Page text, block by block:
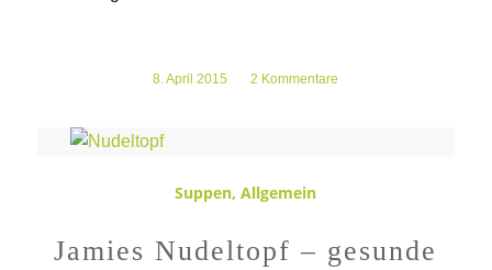
8. April 2015
/ 2 Kommentare
Suppen,Allgemein
Jamies Nudeltopf – gesunde